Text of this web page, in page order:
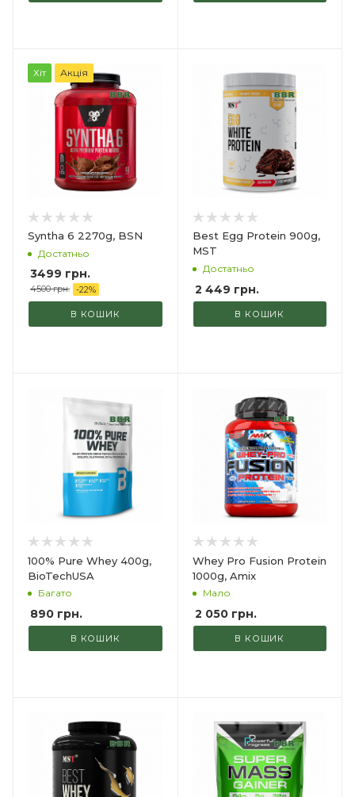
Хіт Акція
Syntha 6 2270g, BSN
Достатньо
3499 грн.
4500 грн. -22%
В КОШИК
Best Egg Protein 900g,
MST
Достатньо
2 449 грн.
В КОШИК
100% Pure Whey 400g,
BioTechUSA
Багато
890 грн.
В КОШИК
Whey Pro Fusion Protein
1000g, Amix
Мало
2 050грн.
В КОШИК